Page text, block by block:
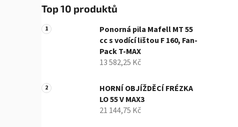
Top 10 produktů
Ponorná pila Mafell MT 55
cc s vodící lištou F 160, Fan-
Pack T-MAX
13 582,25 Kč
HORNÍ OBJÍŽDĚCÍ FRÉZKA
LO 55 V MAX3
21 144,75 Kč